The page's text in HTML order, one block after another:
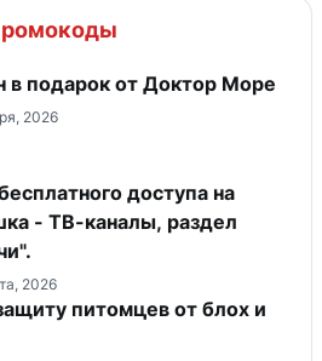
в подарок от Доктор Море
2026
доступа на
- ТВ-каналы, раздел
2026
питомцев от блох и